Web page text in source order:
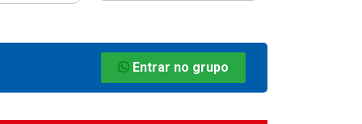
Entrar no grupo